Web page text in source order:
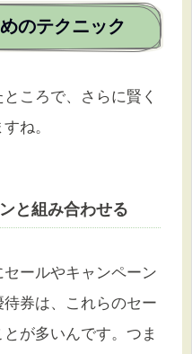
のテクニック
ころで、さらに賢く
ね。
と組み合わせる
ールやキャンペーン
券は、これらのセー
が多いんです。つま